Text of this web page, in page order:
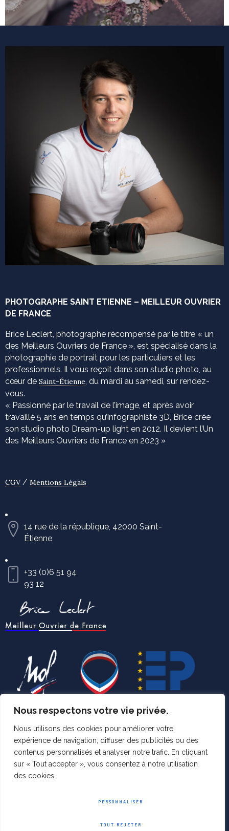
Nous respectons votre vie privée.
Nous utilisons des cookies pour améliorer votre
expérience de navigation, diffuser des publicités ou des
contenus personnalisés et analyser notre trafic. En cliquant
sur « Tout accepter », vous consentez à notre utilisation
des cookies.
PERSONNALISER
TOUT REJETER
PHOTOGRAPHE SAINT ETIENNE – MEILLEUR OUVRIER
DE FRANCE
Brice Leclert, photographe récompensé par le titre « un
des Meilleurs Ouvriers de France », est spécialisé dans la
photographie de portrait pour les particuliers et les
professionnels. Il vous reçoit dans son studio photo, au
cœur de Saint-Étienne, du mardi au samedi, sur rendez-
vous.
« Passionné par le travail de l’image, et après avoir
travaillé 5 ans en temps qu’infographiste 3D, Brice crée
son studio photo Dream-up light en 2012. Il devient l’Un
des Meilleurs Ouvriers de France en 2023 »
CGV/ Mentions Légals
14 rue de la république, 42000 Saint-
Étienne
+33 (0)6 51 94
93 12
PHOTOGRAPHE MEILLEUR